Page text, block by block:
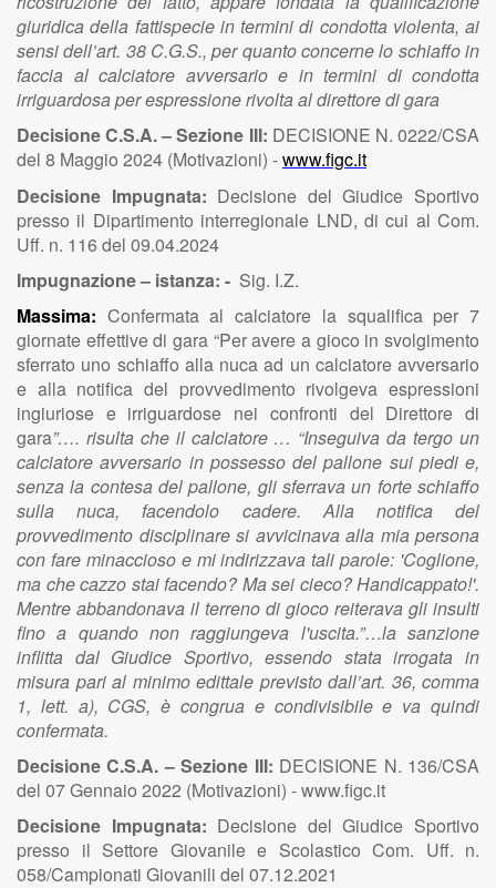
giuridica della fattispecie in termini di condotta violenta, ai
sensi dell’art. 38 C.G.S., per quanto concerne lo schiaffo in
faccia al calciatore avversario e in termini di condotta
irriguardosa per espressione rivolta al direttore di gara
Decisione C.S.A. – Sezione III: DECISIONE N. 0222/CSA
del 8 Maggio 2024 (Motivazioni) -www.figc.it
Decisione Impugnata: Decisione del Giudice Sportivo
presso il Dipartimento interregionale LND, di cui al Com.
Uff. n. 116 del 09.04.2024
Impugnazione – istanza: - Sig. I.Z.
Massima: Confermata al calciatore la squalifica per 7
giornate effettive di gara “Per avere a gioco in svolgimento
sferrato uno schiaffo alla nuca ad un calciatore avversario
e alla notifica del provvedimento rivolgeva espressioni
ingiuriose e irriguardose nei confronti del Direttore di
gara”…. risulta che il calciatore … “Inseguiva da tergo un
calciatore avversario in possesso del pallone sui piedi e,
senza la contesa del pallone, gli sferrava un forte schiaffo
sulla nuca, facendolo cadere. Alla notifica del
provvedimento disciplinare si avvicinava alla mia persona
con fare minaccioso e mi indirizzava tali parole: 'Coglione,
ma che cazzo stai facendo? Ma sei cieco? Handicappato!'.
Mentre abbandonava il terreno di gioco reiterava gli insulti
fino a quando non raggiungeva l'uscita.”…la sanzione
inflitta dal Giudice Sportivo, essendo stata irrogata in
misura pari al minimo edittale previsto dall’art. 36, comma
1, lett. a), CGS, è congrua e condivisibile e va quindi
confermata.
Decisione C.S.A. – Sezione III: DECISIONE N. 136/CSA
del 07 Gennaio 2022 (Motivazioni) - www.figc.it
Decisione Impugnata: Decisione del Giudice Sportivo
presso il Settore Giovanile e Scolastico Com. Uff. n.
058/Campionati Giovanili del 07.12.2021